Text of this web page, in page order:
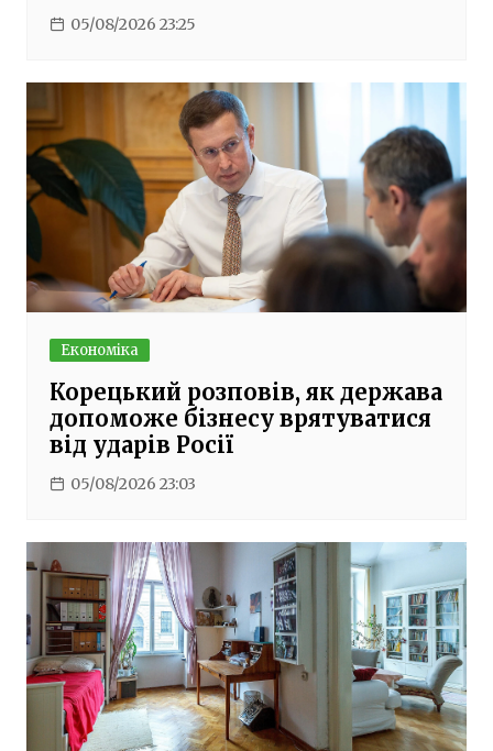
05/08/2026 23:25
Економіка
Корецький розповів, як держава
допоможе бізнесу врятуватися
від ударів Росії
05/08/2026 23:03